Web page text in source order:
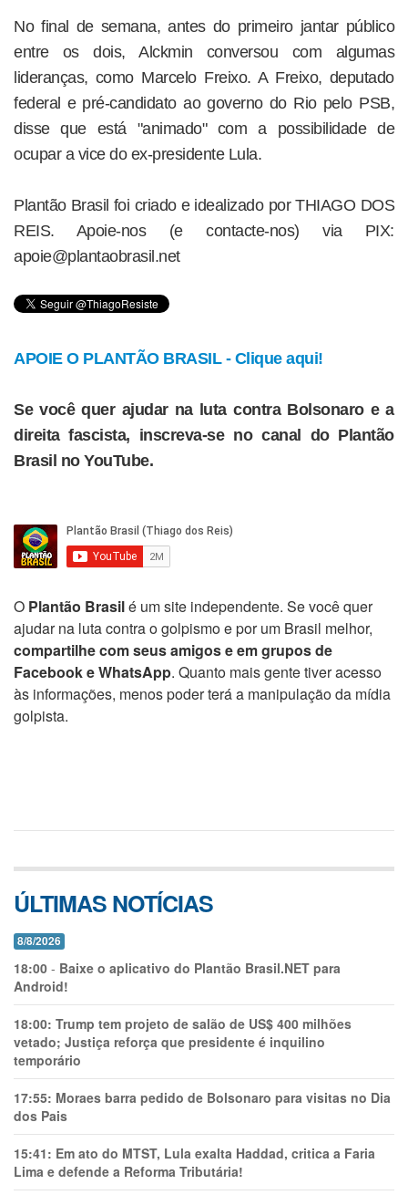
No final de semana, antes do primeiro jantar público
entre os dois, Alckmin conversou com algumas
lideranças, como Marcelo Freixo. A Freixo, deputado
federal e pré-candidato ao governo do Rio pelo PSB,
disse que está "animado" com a possibilidade de
ocupar a vice do ex-presidente Lula.
Plantão Brasil foi criado e idealizado por THIAGO DOS
REIS. Apoie-nos (e contacte-nos) via PIX:
apoie@plantaobrasil.net
APOIE O PLANTÃO BRASIL - Clique aqui!
Se você quer ajudar na luta contra Bolsonaro e a
direita fascista, inscreva-se no canal do Plantão
Brasil no YouTube.
O Plantão Brasilé um site independente. Se você quer
ajudar na luta contra o golpismo e por um Brasil melhor,
compartilhe com seus amigos e em grupos de
Facebook e WhatsApp. Quanto mais gente tiver acesso
às informações, menos poder terá a manipulação da mídia
golpista.
ÚLTIMAS NOTÍCIAS
8/8/2026
18:00 - Baixe o aplicativo do Plantão Brasil.NET para
Android!
18:00: Trump tem projeto de salão de US$ 400 milhões
vetado; Justiça reforça que presidente é inquilino
temporário
17:55: Moraes barra pedido de Bolsonaro para visitas no Dia
dos Pais
15:41: Em ato do MTST, Lula exalta Haddad, critica a Faria
Lima e defende a Reforma Tributária!